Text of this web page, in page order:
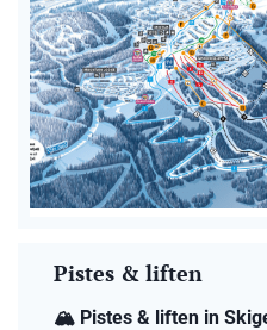
Pistes & liften
🏔️ Pistes & liften in